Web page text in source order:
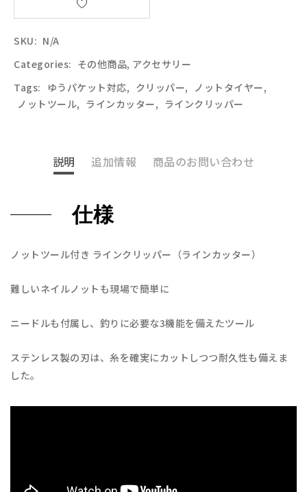
SKU: N/A
Categories: その他商品, アクセサリー
Tags: ゆうパケット対応, クリッパー, ノットタイヤー,
ノットツール, ラインカッター, ラインクリッパー
説明 追加情報 商品のお問い合わせ
仕様
ノットツール付き ラインクリッパー（ラインカッター）
難しいネイルノットも現場で簡単に
ニードルも付属し、釣りに必要な3機能を備えたツール
ステンレス製の刃は、糸を確実にカットしつつ耐久性も備えま
した。